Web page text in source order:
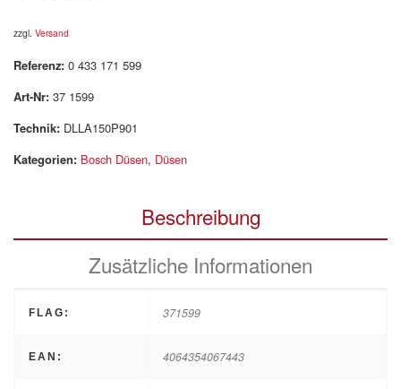
zzgl. Versand
Referenz: 0 433 171 599
Art-Nr: 37 1599
Technik: DLLA150P901
Kategorien: Bosch Düsen, Düsen
Beschreibung
Zusätzliche Informationen
FLAG: 371599
EAN: 4064354067443